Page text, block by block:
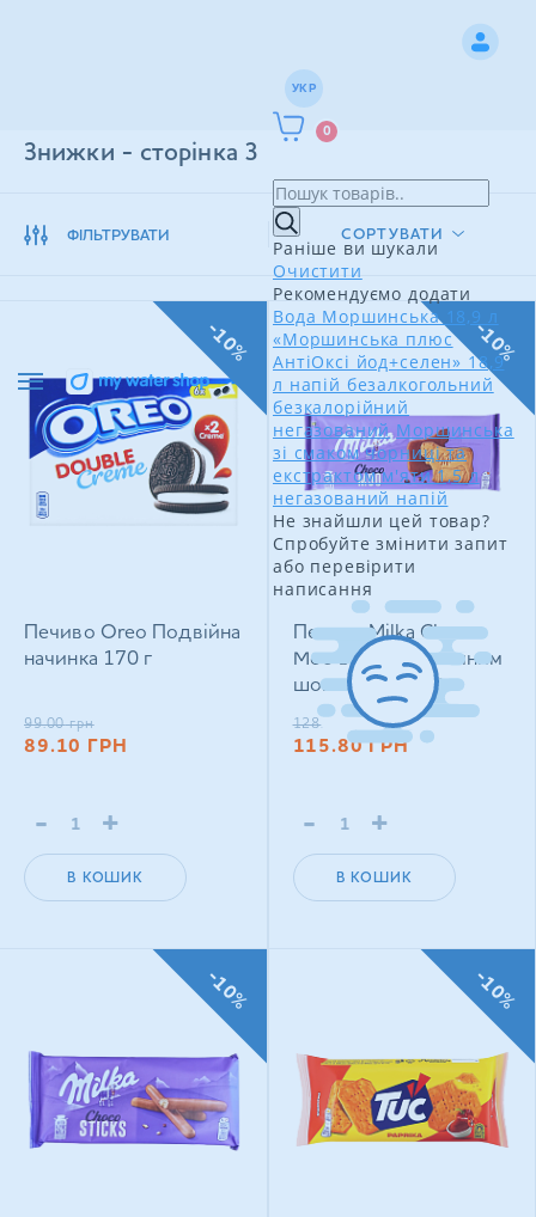
УКР
0
Раніше ви шукали
Очистити
Рекомендуємо додати
Вода Моршинська 18,9 л
«Моршинська плюс
АнтіОксі йод+селен» 18,9
л напій безалкогольний
безкалорійний
негазований Моршинська
зі смаком чорниці та
екстрактом м'яти 1,5 л
негазований напій
Не знайшли цей товар?
Спробуйте змінити запит
або перевірити
написання
Знижки - сторінка 3
ФІЛЬТРУВАТИ СОРТУВАТИ
Печиво Oreo Подвійна
начинка 170 г
99.00 грн
89.10 ГРН
- +
В КОШИК
-10%
Печиво Milka Choco
Moo вкрите молочним
шоколадом 120 г
128.40 грн
115.80ГРН
- +
В КОШИК
-10%
-10% -10%